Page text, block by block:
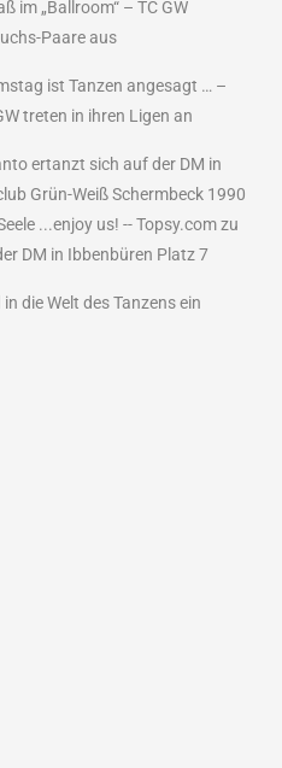
im „Ballroom“ – TC GW
Paare aus
ist Tanzen angesagt … –
treten in ihren Ligen an
ertanzt sich auf der DM in
Grün-Weiß Schermbeck 1990
...enjoy us! -- Topsy.comzu
DM in Ibbenbüren Platz 7
in die Welt des Tanzens ein